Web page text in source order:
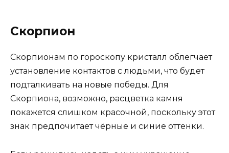
Скорпион
Скорпионам по гороскопу кристалл облегчает
установление контактов с людьми, что будет
подталкивать на новые победы. Для
Скорпиона, возможно, расцветка камня
покажется слишком красочной, поскольку этот
знак предпочитает чёрные и синие оттенки.